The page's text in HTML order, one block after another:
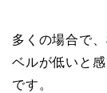
多くの場合で
ベルが低いと
です。